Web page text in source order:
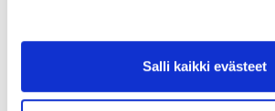
Salli kaikki evästeet
lasikuituvahvistettu
Vapaa